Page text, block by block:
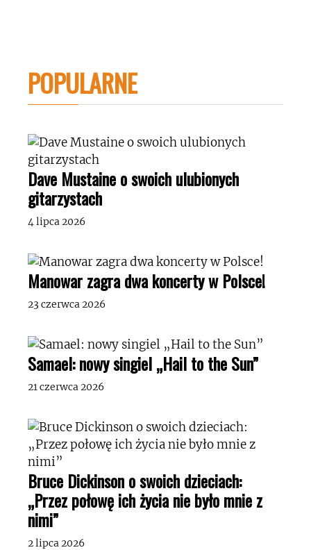
POPULARNE
Dave Mustaine o swoich ulubionych
gitarzystach
4 lipca 2026
Manowar zagra dwa koncerty w Polsce!
23 czerwca 2026
Samael: nowy singiel „Hail to the Sun”
21 czerwca 2026
Bruce Dickinson o swoich dzieciach:
„Przez połowę ich życia nie było mnie z
nimi”
2 lipca 2026